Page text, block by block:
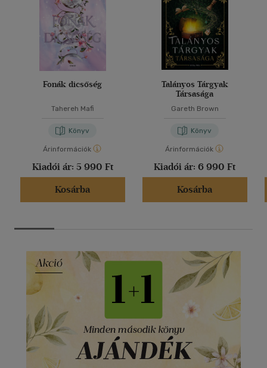
Fonák dicsőség
Tahereh Mafi
Könyv
Árinformációk
Kiadói ár: 5 990 Ft
Kosárba
Talányos Tárgyak
Társasága
Gareth Brown
Könyv
Árinformációk
Kiadói ár: 6 990 Ft
Kosárba